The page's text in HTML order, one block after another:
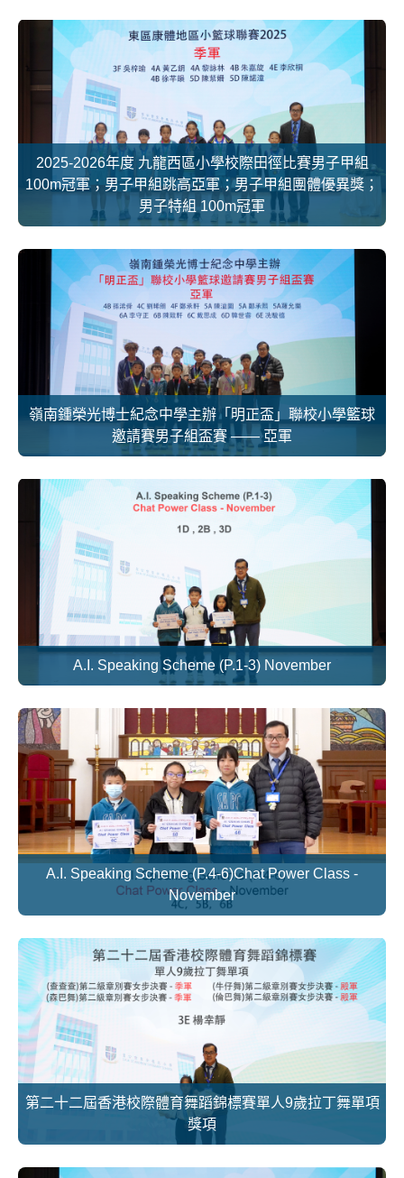
2025-2026年度 九龍西區小學校際田徑比賽男子甲組
100m冠軍；男子甲組跳高亞軍；男子甲組團體優異獎；
男子特組 100m冠軍
嶺南鍾榮光博士紀念中學主辦「明正盃」聯校小學籃球
邀請賽男子組盃賽 —— 亞軍
A.I. Speaking Scheme (P.1-3) November
A.I. Speaking Scheme (P.4-6)Chat Power Class -
November
第二十二屆香港校際體育舞蹈錦標賽單人9歲拉丁舞單項
獎項